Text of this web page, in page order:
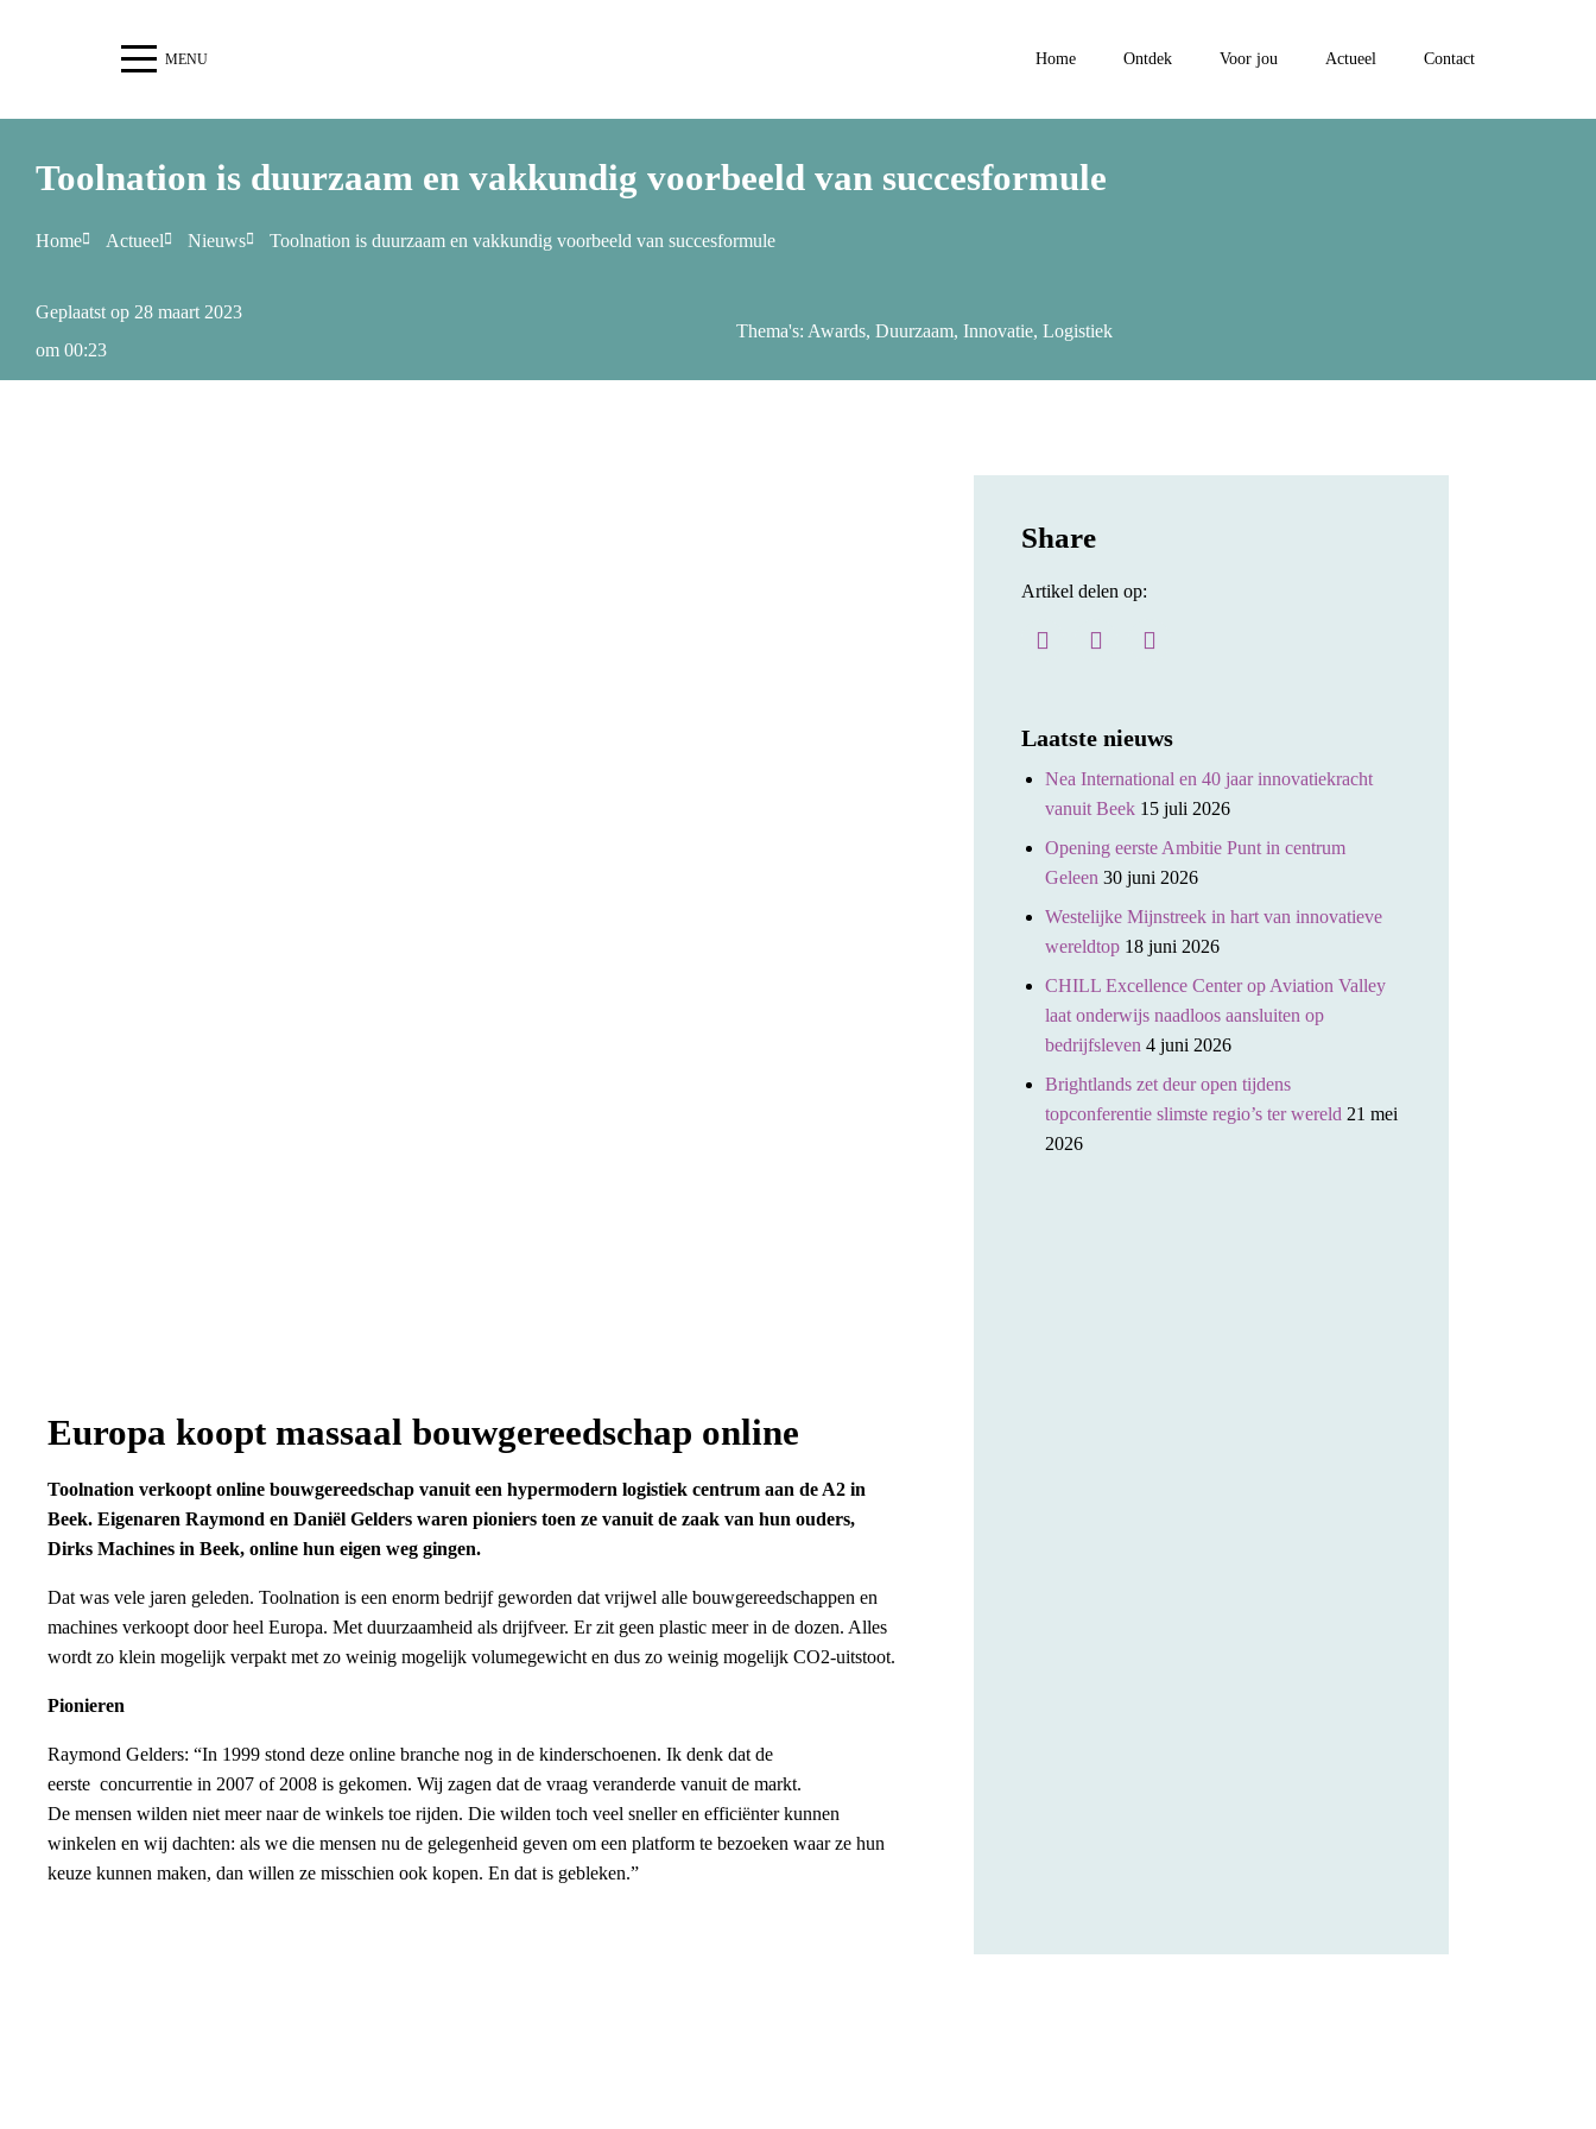
MENU Home Ontdek Voor jou Actueel Contact
Toolnation is duurzaam en vakkundig voorbeeld van succesformule
Home Actueel Nieuws Toolnation is duurzaam en vakkundig voorbeeld van succesformule
Geplaatst op 28 maart 2023
om 00:23
Thema's: Awards, Duurzaam, Innovatie, Logistiek
Europa koopt massaal bouwgereedschap online
Toolnation verkoopt online bouwgereedschap vanuit een hypermodern logistiek centrum aan de A2 in
Beek. Eigenaren Raymond en Daniël Gelders waren pioniers toen ze vanuit de zaak van hun ouders,
Dirks Machines in Beek, online hun eigen weg gingen.
Dat was vele jaren geleden. Toolnation is een enorm bedrijf geworden dat vrijwel alle bouwgereedschappen en
machines verkoopt door heel Europa. Met duurzaamheid als drijfveer. Er zit geen plastic meer in de dozen. Alles
wordt zo klein mogelijk verpakt met zo weinig mogelijk volumegewicht en dus zo weinig mogelijk CO2-uitstoot.
Pionieren
Raymond Gelders: “In 1999 stond deze online branche nog in de kinderschoenen. Ik denk dat de
eerste concurrentie in 2007 of 2008 is gekomen. Wij zagen dat de vraag veranderde vanuit de markt.
De mensen wilden niet meer naar de winkels toe rijden. Die wilden toch veel sneller en efficiënter kunnen
winkelen en wij dachten: als we die mensen nu de gelegenheid geven om een platform te bezoeken waar ze hun
keuze kunnen maken, dan willen ze misschien ook kopen. En dat is gebleken.”
Share
Artikel delen op:
Laatste nieuws
Nea International en 40 jaar innovatiekracht
vanuit Beek 15 juli 2026
Opening eerste Ambitie Punt in centrum
Geleen 30 juni 2026
Westelijke Mijnstreek in hart van innovatieve
wereldtop 18 juni 2026
CHILL Excellence Center op Aviation Valley
laat onderwijs naadloos aansluiten op
bedrijfsleven 4 juni 2026
Brightlands zet deur open tijdens
topconferentie slimste regio’s ter wereld 21 mei
2026